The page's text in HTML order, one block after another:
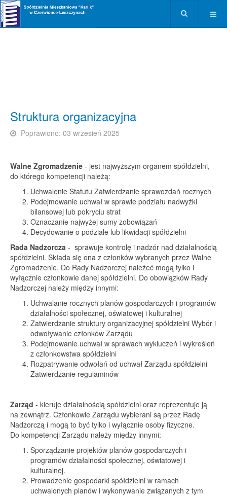
Struktura organizacyjna
Poprawiono: 03 wrzesień 2025
Walne Zgromadzenie - jest najwyższym organem spółdzielni,
do którego kompetencji należą:
Uchwalenie Statutu Zatwierdzanie sprawozdań rocznych
Podejmowanie uchwał w sprawie podziału nadwyżki
bilansowej lub pokryciu strat
Oznaczanie najwyżej sumy zobowiązań
Decydowanie o podziale lub likwidacji spółdzielni
Rada Nadzorcza - sprawuje kontrolę i nadzór nad działalnością
spółdzielni. Składa się ona z członków wybranych przez Walne
Zgromadzenie. Do Rady Nadzorczej należeć mogą tylko i
wyłącznie członkowie danej spółdzielni. Do obowiązków Rady
Nadzorczej należy między innymi:
Uchwalanie rocznych planów gospodarczych i programów
działalności społecznej, oświatowej i kulturalnej
Zatwierdzanie struktury organizacyjnej spółdzielni Wybór i
odwoływanie członków Zarządu
Podejmowanie uchwał w sprawach wykluczeń i wykreśleń
z członkowstwa spółdzielni
Rozpatrywanie odwołań od uchwał Zarządu spółdzielni
Zatwierdzanie regulaminów
Zarząd - kieruje działalnością spółdzielni oraz reprezentuje ją
na zewnątrz. Członkowie Zarządu wybierani są przez Radę
Nadzorczą i mogą to być tylko i wyłącznie osoby fizyczne.
Do kompetencji Zarządu należy między innymi:
Sporządzanie projektów planów gospodarczych i
programów działalności społecznej, oświatowej i
kulturalnej.
Prowadzenie gospodarki spółdzielni w ramach
uchwalonych planów i wykonywanie związanych z tym